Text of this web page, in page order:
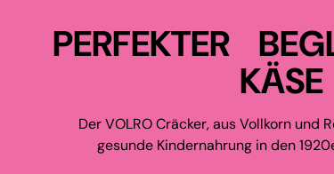
PERFEKTER
KÄSE
Der VOLRO Cräcker, aus Vollkorn und
gesunde Kindernahrung in den